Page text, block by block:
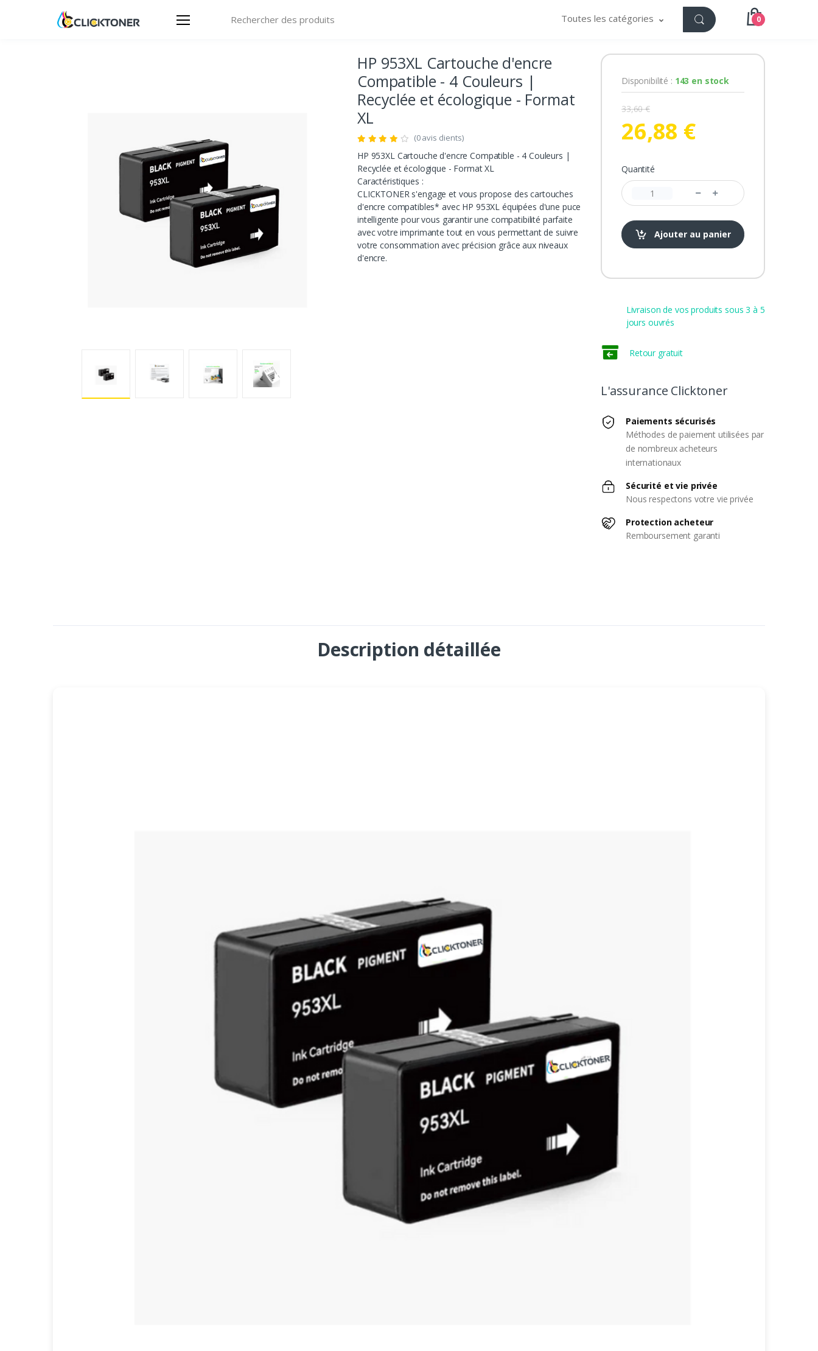
Toutes les catégories 0
HP 953XL Cartouche d'encre
Compatible - 4 Couleurs |
Recyclée et écologique - Format
XL
(0 avis clients)
HP 953XL Cartouche d'encre Compatible - 4 Couleurs |
Recyclée et écologique - Format XL
Caractéristiques :
CLICKTONER s'engage et vous propose des cartouches
d'encre compatibles* avec HP 953XL équipées d'une puce
intelligente pour vous garantir une compatibilité parfaite
avec votre imprimante tout en vous permettant de suivre
votre consommation avec précision grâce aux niveaux
d'encre.
Disponibilité : 143 en stock
33,60 €
26,88 €
Quantité
Ajouter au panier
Livraison de vos produits sous 3 à 5
jours ouvrés
Retour gratuit
L'assurance Clicktoner
Paiements sécurisés
Méthodes de paiement utilisées par
de nombreux acheteurs
internationaux
Sécurité et vie privée
Nous respectons votre vie privée
Protection acheteur
Remboursement garanti
Description détaillée